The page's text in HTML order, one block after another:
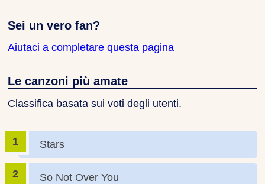
Sei un vero fan?
Aiutaci a completare questa pagina
Le canzoni più amate
Classifica basata sui voti degli utenti.
Stars
So Not Over You